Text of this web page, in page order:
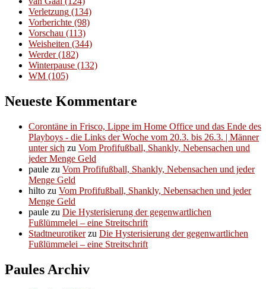
Verletzung (134)
Vorberichte (98)
Vorschau (113)
Weisheiten (344)
Werder(182)
Winterpause (132)
WM (105)
Neueste Kommentare
Corontäne in Frisco, Lippe im Home Office und das Ende des
Playboys - die Links der Woche vom 20.3. bis 26.3. | Männer
unter sich zu Vom Profifußball, Shankly, Nebensachen und
jeder Menge Geld
paule zu Vom Profifußball, Shankly, Nebensachen und jeder
Menge Geld
hilto zu Vom Profifußball, Shankly, Nebensachen und jeder
Menge Geld
paule zu Die Hysterisierung der gegenwartlichen
Fußlümmelei – eine Streitschrift
Stadtneurotikerzu Die Hysterisierung der gegenwartlichen
Fußlümmelei – eine Streitschrift
Paules Archiv